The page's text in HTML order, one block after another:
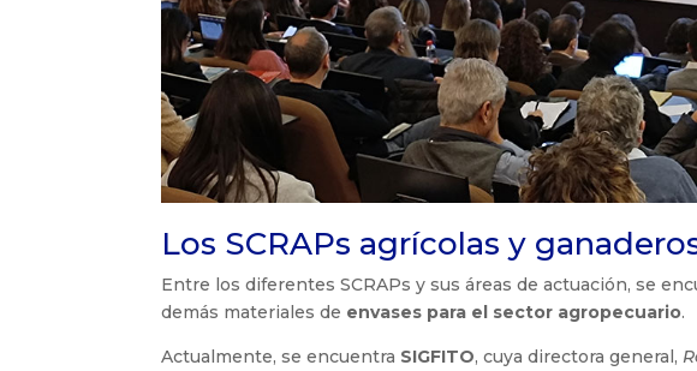
Los SCRAPs agrícolas y
Entre los diferentes SCRAPs y sus áreas de actuación, se
demás materiales de envases para el sector agropecuario.
Actualmente, se encuentra SIGFITO, cuya directora general,